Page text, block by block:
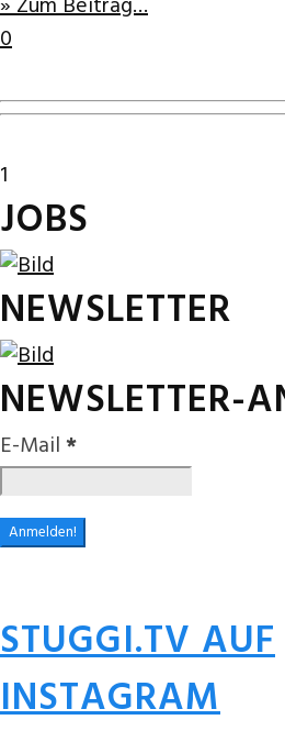
0
1
JOBS
NEWSLETTER
NEWSLETTER-
E-Mail*
STUGGI.TV AUF
INSTAGRAM